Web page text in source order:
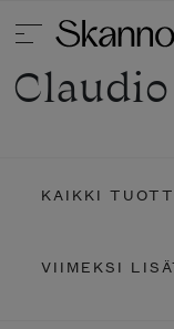
KAIKKI
VIIMEKSI